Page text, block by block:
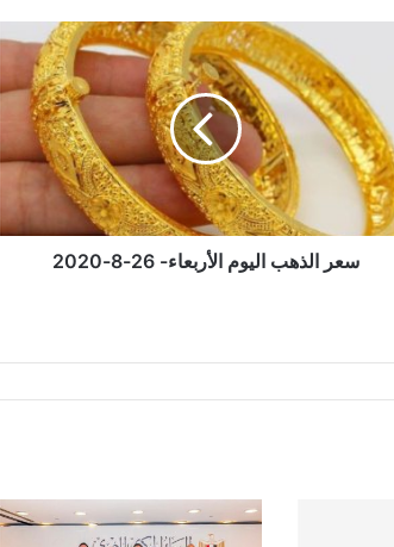
26-
سعر الذهب اليوم الأربعاء- 26-8-2020